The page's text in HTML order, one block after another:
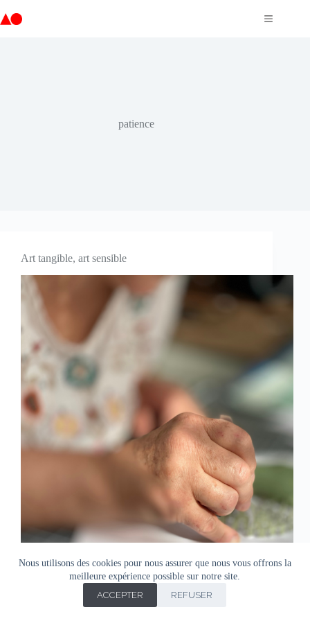
au
Nous utilisons des cookies pour nous assurer que nous vous offrons la
meilleure expérience possible sur notre site.
ACCEPTER
REFUSER
patience
Art tangible, art sensible